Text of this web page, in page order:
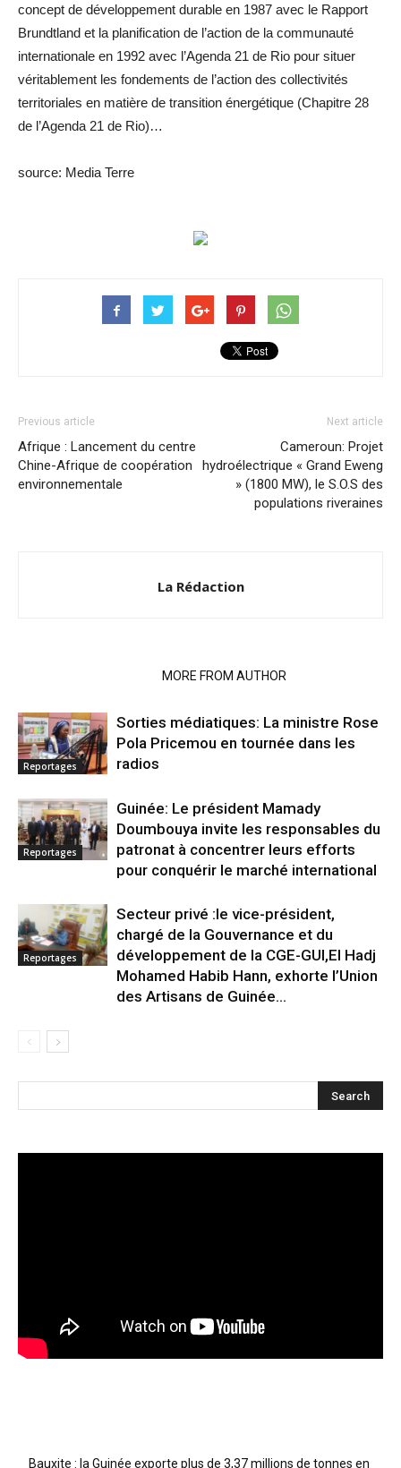
concept de développement durable en 1987 avec le Rapport
Brundtland et la planification de l’action de la communauté
internationale en 1992 avec l’Agenda 21 de Rio pour situer
véritablement les fondements de l’action des collectivités
territoriales en matière de transition énergétique (Chapitre 28
de l’Agenda 21 de Rio)…
source: Media Terre
Previous article
Afrique : Lancement du centre
Chine-Afrique de coopération
environnementale
Next article
Cameroun: Projet
hydroélectrique « Grand Eweng
» (1800 MW), le S.O.S des
populations riveraines
La Rédaction
MORE FROM AUTHOR
Reportages
Sorties médiatiques: La ministre Rose
Pola Pricemou en tournée dans les
radios
Reportages
Guinée: Le président Mamady
Doumbouya invite les responsables du
patronat à concentrer leurs efforts
pour conquérir le marché international
Reportages
Secteur privé :le vice-président,
chargé de la Gouvernance et du
développement de la CGE-GUI,El Hadj
Mohamed Habib Hann, exhorte l’Union
des Artisans de Guinée...
Bauxite : la Guinée exporte plus de 3,37 millions de tonnes en